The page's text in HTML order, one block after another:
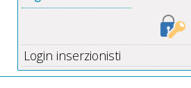
Login inserzionisti